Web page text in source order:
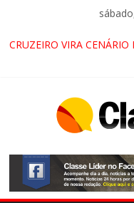
CRUZEIRO VIRA
PROMOTOR DO GAECO
ACESSO À APARECIDA
ALTERNATIVAS
LORENA,
PELA FÁBRICA DA COCA-